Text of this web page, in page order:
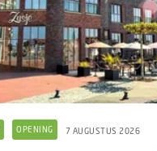
OPENING 7 AUGUSTUS 2026